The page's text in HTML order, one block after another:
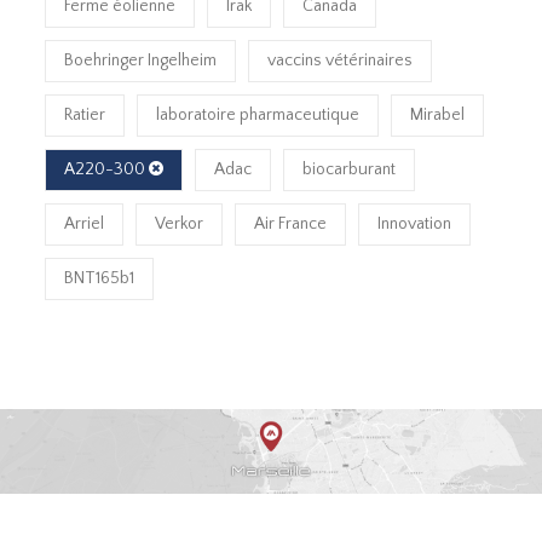
Ferme éolienne Irak Canada
Boehringer Ingelheim vaccins vétérinaires
Ratier laboratoire pharmaceutique Mirabel
A220-300 Adac biocarburant
Arriel Verkor Air France Innovation
BNT165b1